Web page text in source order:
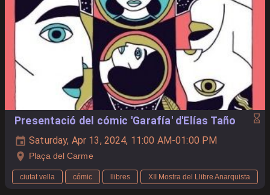
Presentació del cómic 'Garafía' d'Elías Taño
Saturday, Apr 13, 2024, 11:00 AM-01:00 PM
Plaça del Carme
ciutat vella cómic llibres XII Mostra del Llibre Anarquista